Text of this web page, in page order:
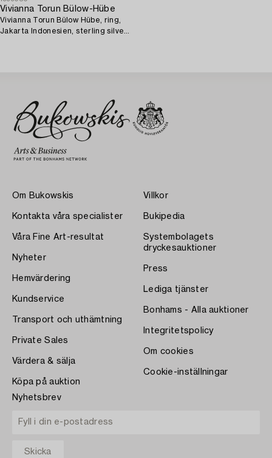
Vivianna Torun Bülow-Hübe
Vivianna Torun Bülow Hübe, ring,
Jakarta Indonesien, sterling silver
Om Bukowskis
Kontakta våra specialister
Våra Fine Art-resultat
Nyheter
Hemvärdering
Kundservice
Transport och uthämtning
Private Sales
Värdera & sälja
Köpa på auktion
Villkor
Bukipedia
Systembolagets
dryckesauktioner
Press
Lediga tjänster
Bonhams - Alla auktioner
Integritetspolicy
Om cookies
Cookie-inställningar
Nyhetsbrev